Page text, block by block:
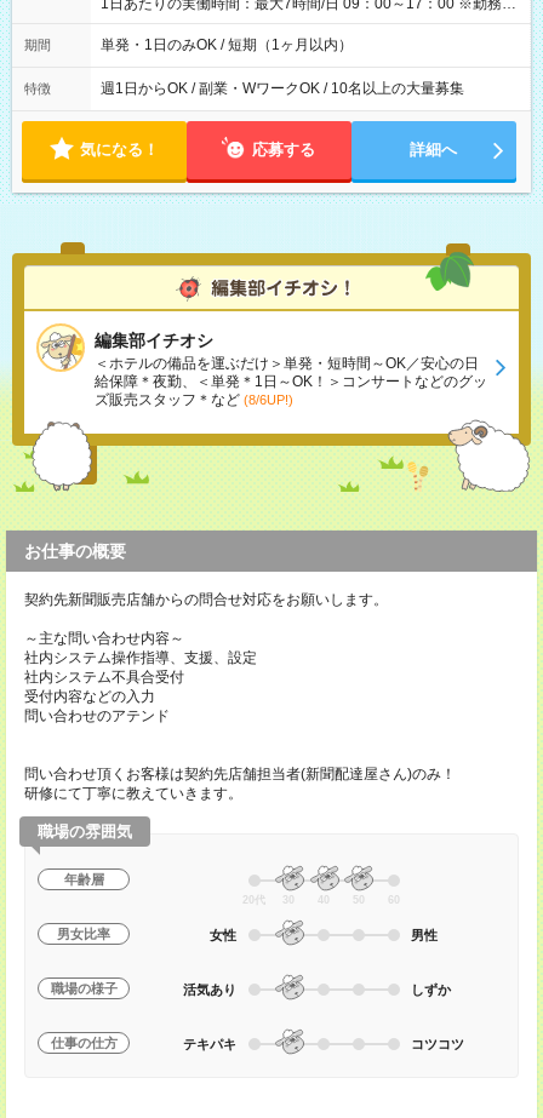
1日あたりの実働時間：最大7時間/日 09：00～17：00 ※勤務時
間は 試験により異なります。
期間 単発・1日のみOK / 短期（1ヶ月以内）
特徴 週1日からOK / 副業・WワークOK / 10名以上の大量募集
気になる！ 応募する 詳細へ
編集部イチオシ
＜ホテルの備品を運ぶだけ＞単発・短時間～OK／安心の日
給保障＊夜勤、＜単発＊1日～OK！＞コンサートなどのグッ
ズ販売スタッフ＊など (8/6UP!)
お仕事の概要
契約先新聞販売店舗からの問合せ対応をお願いします。
～主な問い合わせ内容～
社内システム操作指導、支援、設定
社内システム不具合受付
受付内容などの入力
問い合わせのアテンド
問い合わせ頂くお客様は契約先店舗担当者(新聞配達屋さん)のみ！
研修にて丁寧に教えていきます。
職場の雰囲気
年齢層
20代 30 40 50 60
男女比率 女性 男性
職場の様子 活気あり しずか
仕事の仕方 テキパキ コツコツ